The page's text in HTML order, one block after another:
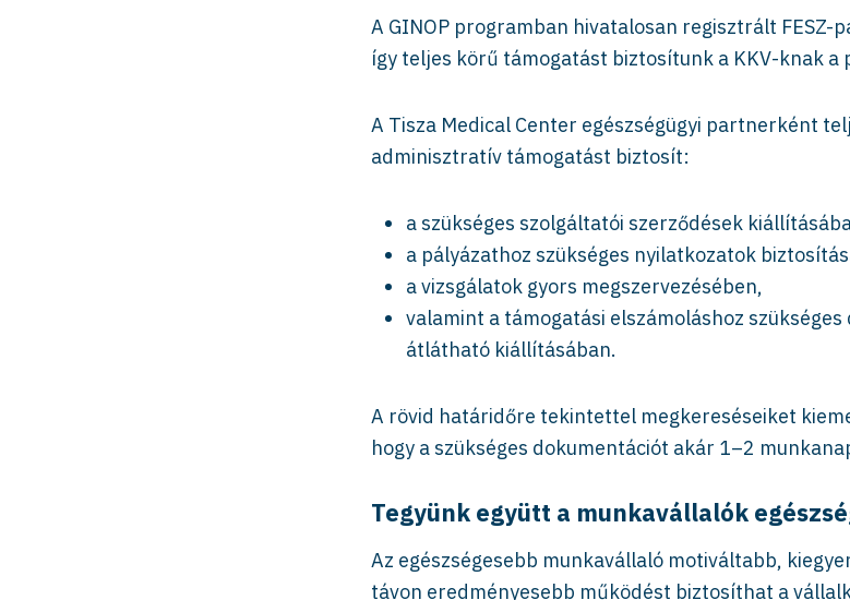
A GINOP programban hivatalosan regisztrált
így teljes körű támogatást biztosítunk a KKV-knak a
A Tisza Medical Center egészségügyi partnerként
adminisztratív támogatást biztosít:
a szükséges szolgáltatói szerződések
a pályázathoz szükséges nyilatkozatok
a vizsgálatok gyors megszervezésében,
valamint a támogatási elszámoláshoz
átlátható kiállításában.
A rövid határidőre tekintettel megkereséseiket
hogy a szükséges dokumentációt akár 1–2
Tegyünk együtt a munkavállalók
Az egészségesebb munkavállaló motiváltabb,
távon eredményesebb működést biztosíthat a